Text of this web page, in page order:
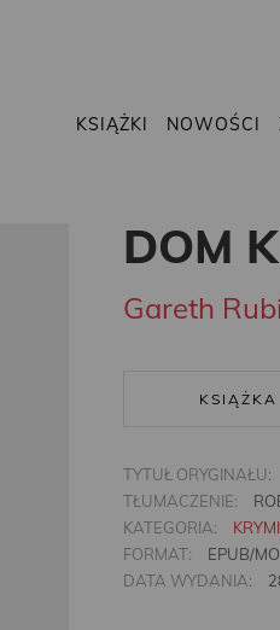
KSIĄŻKI NOWOŚCI
DOM
Gareth
KSIĄŻKA
TYTUŁ ORYGINAŁU:
TŁUMACZENIE:
KATEGORIA:
FORMAT:
EPUB/
DATA WYDANIA: